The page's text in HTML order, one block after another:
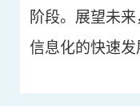
阶段。展望未
信息化的快速